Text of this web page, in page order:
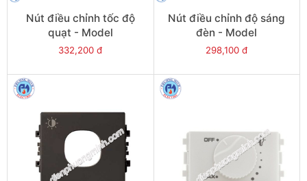
Nút điều chỉnh tốc độ
quạt - Model
32V400FM_G15
332,200 đ
Nút điều chỉnh độ sáng
đèn - Model
32V500M_G15
298,100 đ